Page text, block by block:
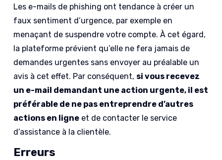
Les e-mails de phishing ont tendance à créer un
faux sentiment d’urgence, par exemple en
menaçant de suspendre votre compte. À cet égard,
la plateforme prévient qu’elle ne fera jamais de
demandes urgentes sans envoyer au préalable un
avis à cet effet. Par conséquent, si vous recevez
un e-mail demandant une action urgente, il est
préférable de ne pas entreprendre d’autres
actions en ligne et de contacter le service
d’assistance à la clientèle.
Erreurs